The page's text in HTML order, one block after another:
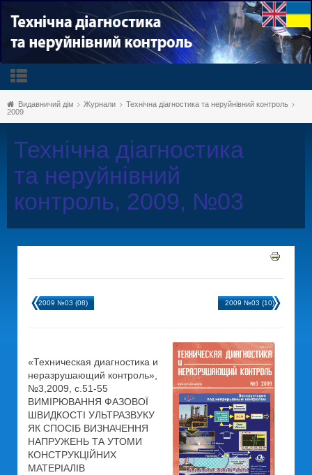
Видавничий дім Журнали
Технічна діагностика та неруйнівний контроль
2009
Технічна діагностика
та неруйнівний
контроль, 2009, №03
2009 №03 (08) 2009 №03 (10)
«Техническая диагностика и
неразрушающий контроль»,
№3,2009, c.51-55
ВИМІРЮВАННЯ ФАЗОВОЇ
ШВИДКОСТІ УЛЬТРАЗВУКУ
ЯК СПОСІБ ВИЗНАЧЕННЯ
НАПРУЖЕНЬ ТА УТОМИ
КОНСТРУКЦІЙНИХ
МАТЕРІАЛІВ